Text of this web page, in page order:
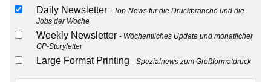
Daily Newsletter
Top-News für die Druckbranche und die
Jobs der Woche
Weekly Newsletter
Wöchentliches Update und monatlicher
GP-Storyletter
Large Format Printing Spezialnews zum Großformatdruck